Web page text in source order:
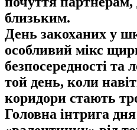
близьким.
День закоханих у
особливий мікс
безпосередності та
той день, коли
коридори стають
Головна інтрига